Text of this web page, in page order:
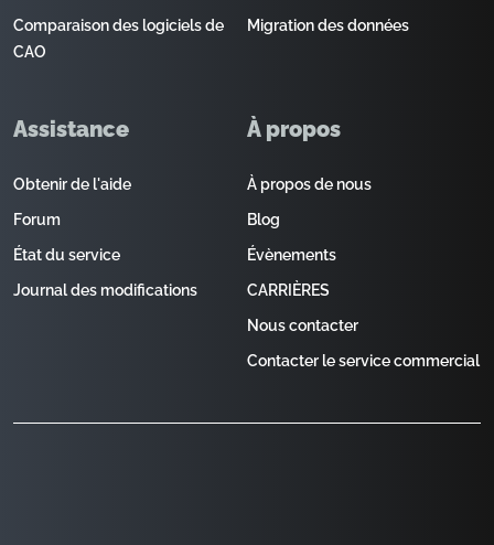
Comparaison des logiciels de
CAO
Migration des données
Assistance
Obtenir de l'aide
Forum
État du service
Journal des modifications
À propos
À propos de nous
Blog
Évènements
CARRIÈRES
Nous contacter
Contacter le service commercial